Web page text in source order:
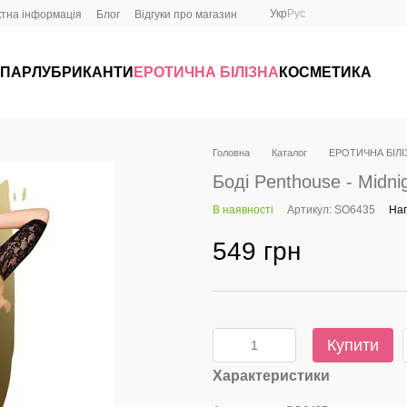
інформація Блог Відгуки про магазин Укр Рус
ЛУБРИКАНТИ ЕРОТИЧНА БІЛІЗНА КОСМЕТИКА
Головна Каталог ЕРОТИЧНА
Боді Penthouse -
В наявності Артикул: SO6435
549 грн
Купити
Характеристики